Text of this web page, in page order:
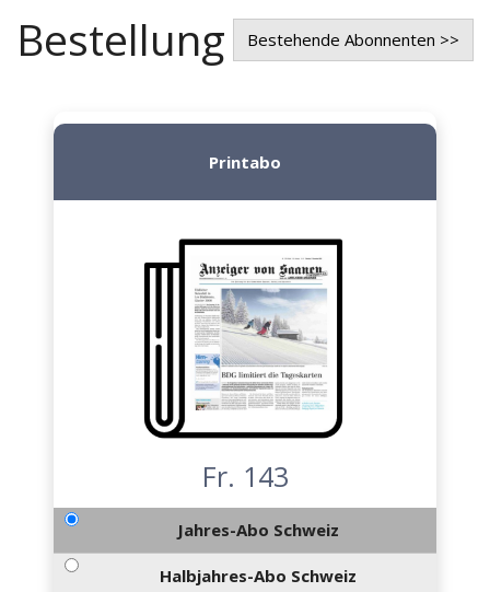
Bestellung Bestehende Abonnenten >>
Printabo
Fr. 143
Jahres-Abo Schweiz
Halbjahres-Abo Schweiz